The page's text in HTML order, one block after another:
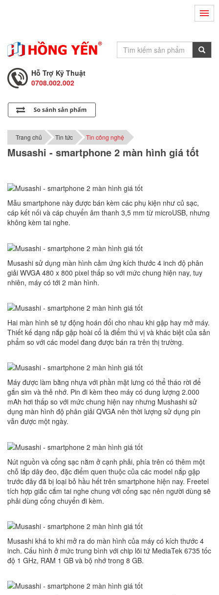
Tư Vấn Bán Hàng
Hỗ Trợ Kỹ Thuật
0708.002.002
0708.001.001
Trang chủ Tin tức Tin công nghệ
Musashi - smartphone 2 màn hình giá tốt
Mẫu smartphone này được bán kèm các phụ kiện như củ sạc,
cáp kết nối và cáp chuyển âm thanh 3,5 mm từ microUSB, nhưng
không kèm tai nghe.
Musashi sử dụng màn hình cảm ứng kích thước 4 inch độ phân
giải WVGA 480 x 800 pixel thấp so với mức chung hiện nay, tuy
nhiên, máy có tới 2 màn hình.
Hai màn hình sẽ tự động hoán đổi cho nhau khi gập hay mở máy.
Thiết kế dạng nắp gập hoài cổ là điểm thú vị và khác biệt của sản
phẩm so với các model đang được bán ra trên thị trường.
Máy được làm bằng nhựa với phần mặt lưng có thể tháo rời để
gắn sim và thẻ nhớ. Pin đi kèm theo máy có dung lượng 2.000
mAh hơi thấp so với mức chung hiện nay nhưng Mushashi sử
dụng màn hình độ phân giải QVGA nên thời lượng sử dụng pin
vẫn được một ngày.
Nút nguồn và cổng sạc nằm ở cạnh phải, phía trên có thêm một
chỗ lắp dây đeo, đặc điểm quen thuộc của các model nắp gập
trước đây đã bị loại bỏ hầu hết trên smartphone hiện nay. Freetel
tích hợp giắc cắm tai nghe chung với cổng sạc nên người dùng sẽ
phải dùng cổng chuyển đi kèm.
Musashi khá to khi mở ra do màn hình của máy có kích thước 4
inch. Cấu hình ở mức trung bình với chip lõi tứ MediaTek 6735 tốc
độ 1 GHz, RAM 1 GB và bộ nhớ trong 8 GB.